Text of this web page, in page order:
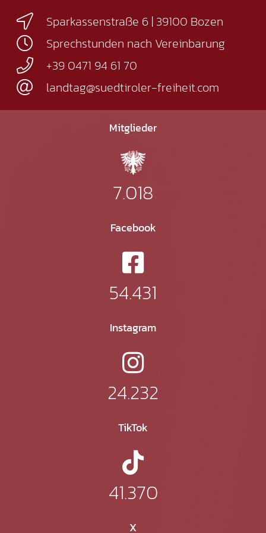
Sparkassenstraße 6 | 39100 Bozen
Sprechstunden nach Vereinbarung
+39 0471 94 61 70
landtag@suedtiroler-freiheit.com
Mitglieder
7.018
Facebook
54.431
Instagram
24.232
TikTok
41.370
X